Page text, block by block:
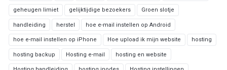
geheugen limiet gelijktijdige bezoekers Groen slotje
handleiding herstel hoe e-mail instellen op Android
hoe e-mail instellen op iPhone Hoe upload ik mijn website hosting
hosting backup Hosting e-mail hosting en website